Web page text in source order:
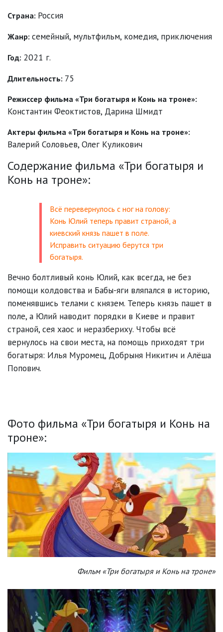
Страна: Россия
Жанр: семейный, мультфильм, комедия, приключения
Год: 2021 г.
Длительность: 75
Режиссер фильма «Три богатыря и Конь на троне»:
Константин Феоктистов, Дарина Шмидт
Актеры фильма «Три богатыря и Конь на троне»:
Валерий Соловьев, Олег Куликович
Содержание фильма «Три богатыря и
Конь на троне»:
Всё перевернулось с ног на голову:
Конь Юлий теперь правит страной, а
киевский князь пашет в поле.
Исправить ситуацию берутся три
богатыря.
Вечно болтливый конь Юлий, как всегда, не без
помощи колдовства и Бабы-яги вляпался в историю,
поменявшись телами с князем. Теперь князь пашет в
поле, а Юлий наводит порядки в Киеве и правит
страной, сея хаос и неразбериху. Чтобы всё
вернулось на свои места, на помощь приходят три
богатыря: Илья Муромец, Добрыня Никитич и Алёша
Попович.
Фото фильма «Три богатыря и Конь на
троне»:
Фильм «Три богатыря и Конь на троне»